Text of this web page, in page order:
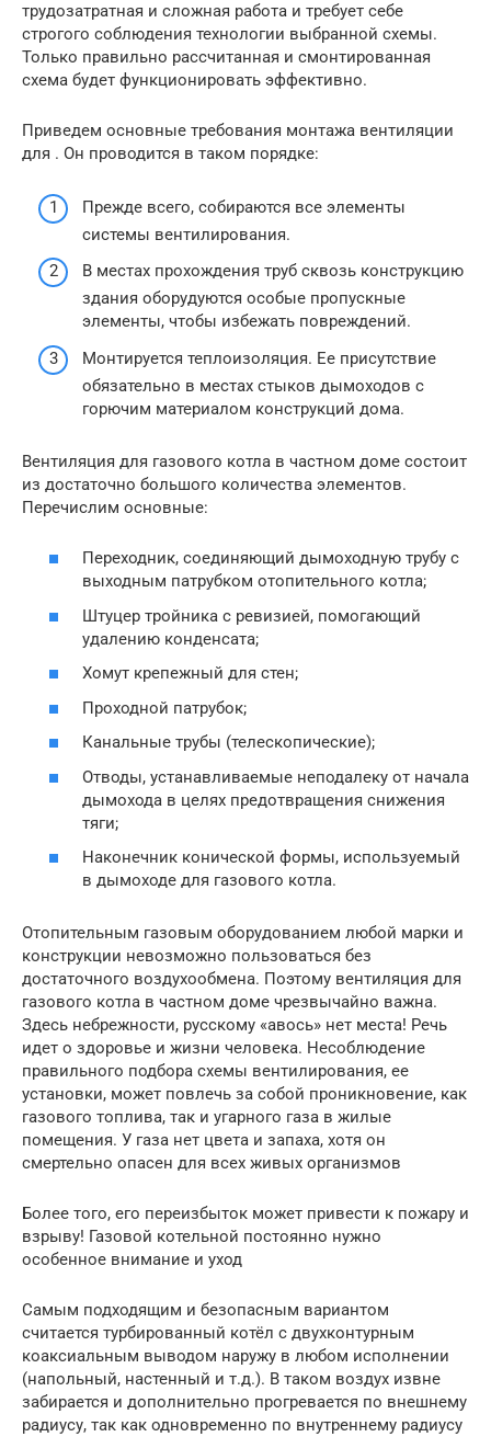
трудозатратная и сложная работа и требует себе
строгого соблюдения технологии выбранной схемы.
Только правильно рассчитанная и смонтированная
схема будет функционировать эффективно.
Приведем основные требования монтажа вентиляции
для . Он проводится в таком порядке:
Прежде всего, собираются все элементы
системы вентилирования.
В местах прохождения труб сквозь конструкцию
здания оборудуются особые пропускные
элементы, чтобы избежать повреждений.
Монтируется теплоизоляция. Ее присутствие
обязательно в местах стыков дымоходов с
горючим материалом конструкций дома.
Вентиляция для газового котла в частном доме состоит
из достаточно большого количества элементов.
Перечислим основные:
Переходник, соединяющий дымоходную трубу с
выходным патрубком отопительного котла;
Штуцер тройника с ревизией, помогающий
удалению конденсата;
Хомут крепежный для стен;
Проходной патрубок;
Канальные трубы (телескопические);
Отводы, устанавливаемые неподалеку от начала
дымохода в целях предотвращения снижения
тяги;
Наконечник конической формы, используемый
в дымоходе для газового котла.
Отопительным газовым оборудованием любой марки и
конструкции невозможно пользоваться без
достаточного воздухообмена. Поэтому вентиляция для
газового котла в частном доме чрезвычайно важна.
Здесь небрежности, русскому «авось» нет места! Речь
идет о здоровье и жизни человека. Несоблюдение
правильного подбора схемы вентилирования, ее
установки, может повлечь за собой проникновение, как
газового топлива, так и угарного газа в жилые
помещения. У газа нет цвета и запаха, хотя он
смертельно опасен для всех живых организмов
Более того, его переизбыток может привести к пожару и
взрыву! Газовой котельной постоянно нужно
особенное внимание и уход
Самым подходящим и безопасным вариантом
считается турбированный котёл с двухконтурным
коаксиальным выводом наружу в любом исполнении
(напольный, настенный и т.д.). В таком воздух извне
забирается и дополнительно прогревается по внешнему
радиусу, так как одновременно по внутреннему радиусу